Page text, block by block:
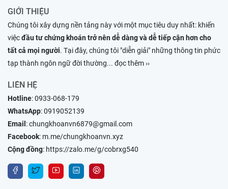
GIỚI THIỆU
Chúng tôi xây dựng nền tảng này với một mục tiêu duy nhất: khiến
việcđầu tư chứng khoán trở nên dễ dàng và dễ tiếp cận hơn cho
tất cả mọi người. Tại đây, chúng tôi "diễn giải" những thông tin phức
tạp thành ngôn ngữ đời thường... đọc thêm ››
LIÊN HỆ
Hotline:0933-068-179
WhatsApp:0919052139
Email :chungkhoanvn6879@gmail.com
Facebook: m.me/chungkhoanvn.xyz
Cộng đồng: https://zalo.me/g/cobrxg540